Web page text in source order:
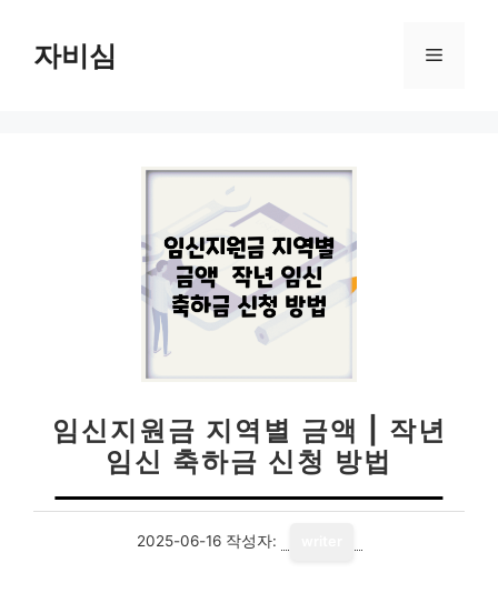
자비심 메
임신지원금 지역별 금액 | 작년
임신 축하금 신청 방법
2025-06-16 작성자: